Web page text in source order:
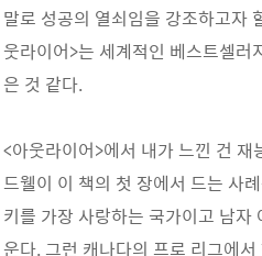
말로 성공의 열쇠임을 강조하고자
웃라이어>는 세계적인 베스트셀러
은 것 같다.
<아웃라이어>에서 내가 느낀 건 재
드웰이 이 책의 첫 장에서 드는 사
키를 가장 사랑하는 국가이고 남
운다. 그런 캐나다의 프로 리그에